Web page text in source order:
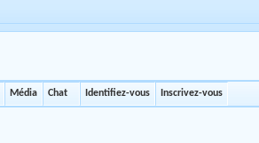
Média Chat Identifiez-vous Inscrivez-vous